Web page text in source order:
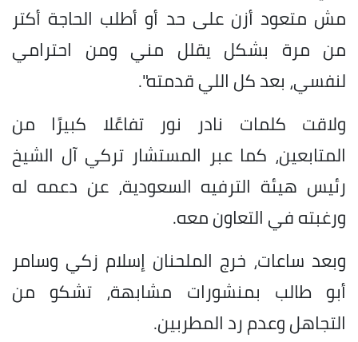
مش متعود أزن على حد أو أطلب الحاجة أكتر
من مرة بشكل يقلل مني ومن احترامي
لنفسي، بعد كل اللي قدمته".
ولاقت كلمات نادر نور تفاعًلا كبيرًا من
المتابعين، كما عبر المستشار تركي آل الشيخ
رئيس هيئة الترفيه السعودية، عن دعمه له
ورغبته في التعاون معه.
وبعد ساعات، خرج الملحنان إسلام زكي وسامر
أبو طالب بمنشورات مشابهة، تشكو من
التجاهل وعدم رد المطربين.